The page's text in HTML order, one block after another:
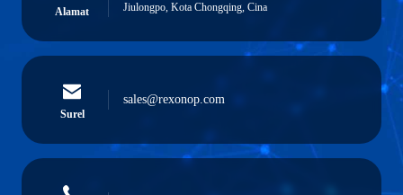
Alamat
Jiulongpo, Kota Chongqing, Cina
Surel
sales@rexonop.com